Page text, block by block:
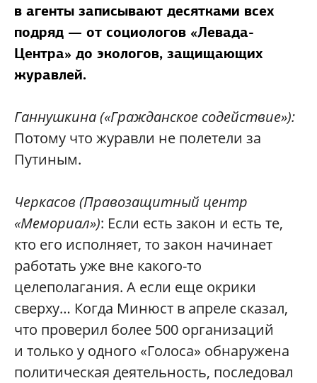
в агенты записывают десятками всех
подряд — от социологов «Левада-
Центра» до экологов, защищающих
журавлей.
Ганнушкина(«Гражданское содействие»):
Потому что журавли не полетели за
Путиным.
Черкасов(Правозащитный центр
«Мемориал»): Если есть закон и есть те,
кто его исполняет, то закон начинает
работать уже вне какого-то
целеполагания. А если еще окрики
сверху… Когда Минюст в апреле сказал,
что проверил более 500 организаций
и только у одного «Голоса» обнаружена
политическая деятельность, последовал